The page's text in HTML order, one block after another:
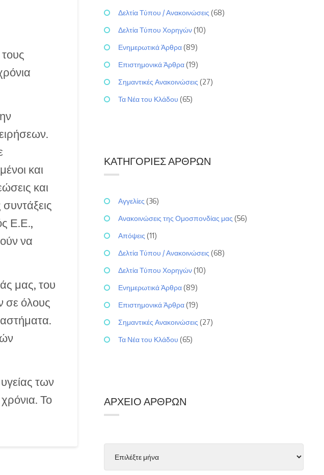
και
και
Ε.Ε.,
να
μας, του
σε όλους
των
Το
Δελτία Τύπου / Ανακοινώσεις (68)
Δελτία Τύπου Χορηγών (10)
Ενημερωτικά Άρθρα (89)
Επιστημονικά Άρθρα (19)
Σημαντικές Ανακοινώσεις (27)
Τα Νέα του Κλάδου (65)
ΚΑΤΗΓΟΡΊΕΣ ΆΡΘΡΩΝ
Αγγελίες (36)
Ανακοινώσεις της Ομοσπονδίας μας (56)
Απόψεις (11)
Δελτία Τύπου / Ανακοινώσεις (68)
Δελτία Τύπου Χορηγών (10)
Ενημερωτικά Άρθρα (89)
Επιστημονικά Άρθρα (19)
Σημαντικές Ανακοινώσεις (27)
Τα Νέα του Κλάδου (65)
ΑΡΧΕΊΟ ΆΡΘΡΩΝ